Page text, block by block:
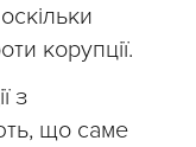
корупції.
з
що саме